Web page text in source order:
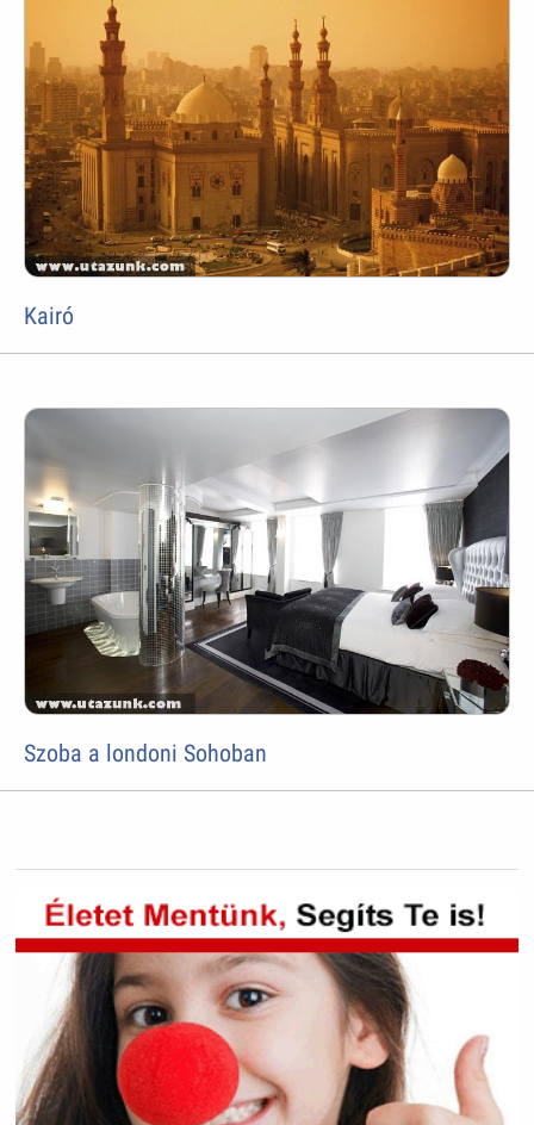
Kairó
Szoba a londoni Sohoban